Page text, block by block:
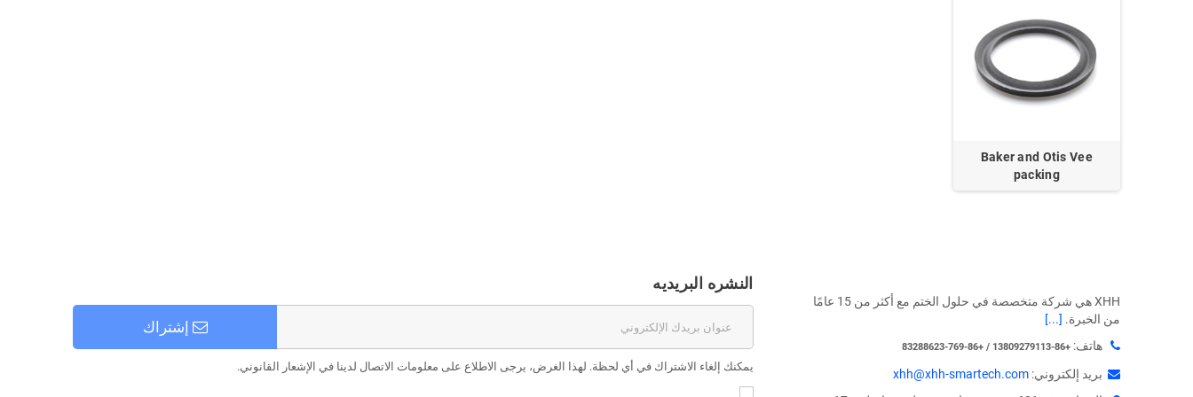
Baker and Otis Vee
packing
XHH هي شركة متخصصة في حلول الختم مع أكثر من 15 عامًا
من الخبرة. [...]
هاتف: +86-13809279113 / +86-769-83288623
بريد إلكتروني: xhh@xhh-smartech.com
النشره البريديه
إشتراك
يمكنك إلغاء الاشتراك في أي لحظة. لهذا الغرض، يرجى الاطلاع على معلومات الاتصال لدينا في الإشعار القانوني.